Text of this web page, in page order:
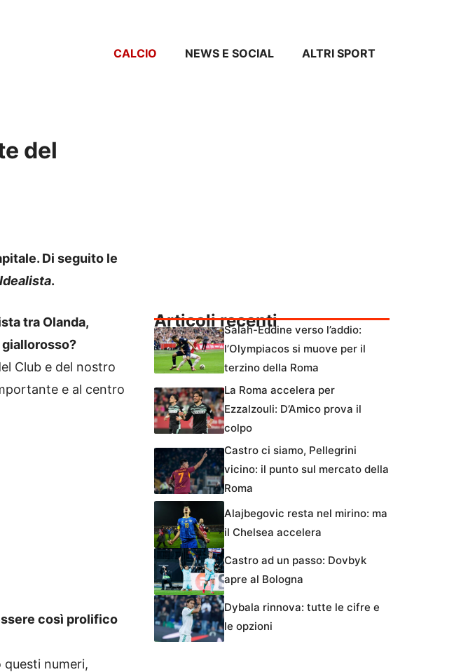
CALCIO NEWS E SOCIAL ALTRI SPORT
del
Di seguito le
Idealista.
tra Olanda,
Club e del nostro
e al centro
così prolifico
numeri,
Articoli recentiSalah-Eddine verso l’addio:
l’Olympiacos si muove per il
terzino della Roma
La Roma accelera per
Ezzalzouli: D’Amico prova il
colpo
Castro ci siamo, Pellegrini
vicino: il punto sul mercato della
Roma
Alajbegovic resta nel mirino: ma
il Chelsea accelera
Castro ad un passo: Dovbyk
apre al Bologna
Dybala rinnova: tutte le cifre e
le opzioni